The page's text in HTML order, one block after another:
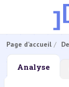
Page d’accueil
Analyse